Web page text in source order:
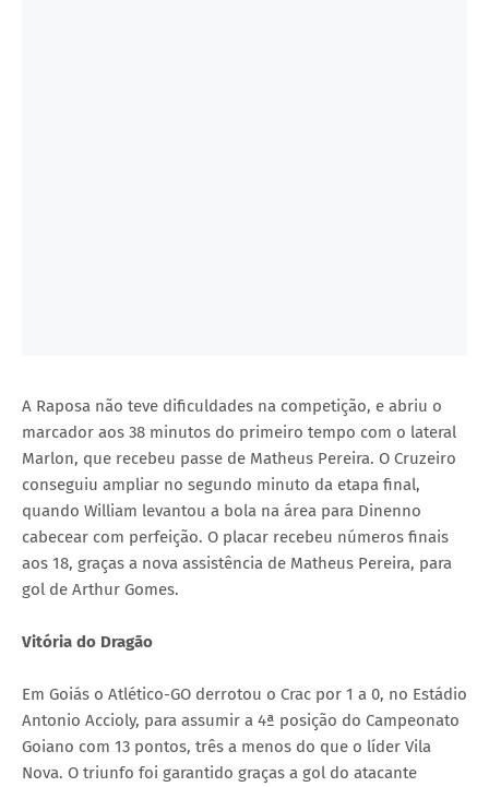
A Raposa não teve dificuldades na competição, e abriu o
marcador aos 38 minutos do primeiro tempo com o lateral
Marlon, que recebeu passe de Matheus Pereira. O Cruzeiro
conseguiu ampliar no segundo minuto da etapa final,
quando William levantou a bola na área para Dinenno
cabecear com perfeição. O placar recebeu números finais
aos 18, graças a nova assistência de Matheus Pereira, para
gol de Arthur Gomes.
Vitória do Dragão
Em Goiás o Atlético-GO derrotou o Crac por 1 a 0, no Estádio
Antonio Accioly, para assumir a 4ª posição do Campeonato
Goiano com 13 pontos, três a menos do que o líder Vila
Nova. O triunfo foi garantido graças a gol do atacante